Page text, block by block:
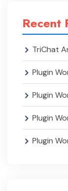
Recent
TriChat
Plugin
Plugin
Plugin
Plugin